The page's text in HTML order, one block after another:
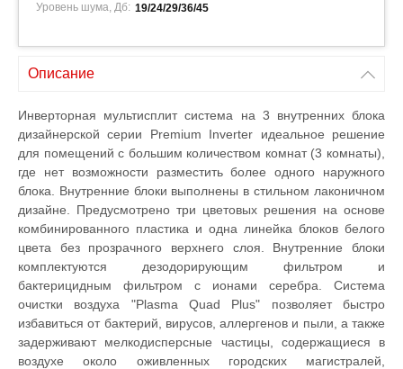
Уровень шума, Дб: 19/24/29/36/45
Описание
Инверторная мультисплит система на 3 внутренних блока
дизайнерской серии Premium Inverter идеальное решение
для помещений с большим количеством комнат (3 комнаты),
где нет возможности разместить более одного наружного
блока. Внутренние блоки выполнены в стильном лаконичном
дизайне. Предусмотрено три цветовых решения на основе
комбинированного пластика и одна линейка блоков белого
цвета без прозрачного верхнего слоя. Внутренние блоки
комплектуются дезодорирующим фильтром и
бактерицидным фильтром с ионами серебра. Система
очистки воздуха "Plasma Quad Plus" позволяет быстро
избавиться от бактерий, вирусов, аллергенов и пыли, а также
задерживают мелкодисперсные частицы, содержащиеся в
воздухе около оживленных городских магистралей,